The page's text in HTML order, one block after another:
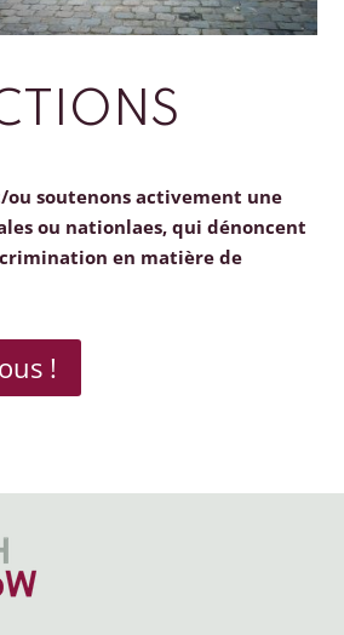
ou soutenons activement une
ou nationlaes, qui dénoncent
en matière de
!